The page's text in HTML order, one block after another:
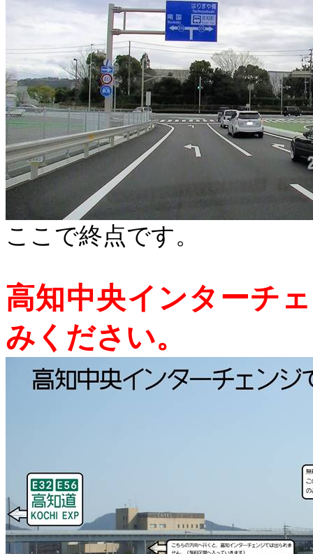
ここで終点です。
高知中央インターチ
みください。